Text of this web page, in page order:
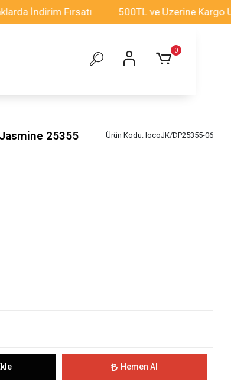
Fırsatı 500TL ve Üzerine Kargo
0
25355 Ürün Kodu: locoJK/DP25355-06
Hemen Al